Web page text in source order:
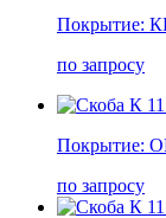
Покрытие:
по запросу
Покрытие:
по запросу